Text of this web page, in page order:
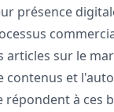
présence
articles sur le
contenus et
répondent à ces